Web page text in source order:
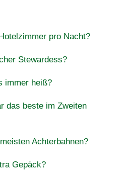
pro Nacht?
Stewardess?
immer heiß?
das beste im Zweiten
Achterbahnen?
Gepäck?